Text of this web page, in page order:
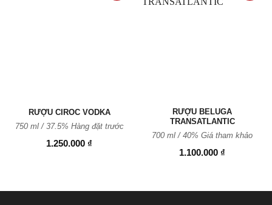
RƯỢU CIROC VODKA
1.250.000 ₫
750 ml / 37.5% Hàng đặt trước
RƯỢU BELUGA
TRANSATLANTIC
1.100.000 ₫
700 ml / 40% Giá tham khảo